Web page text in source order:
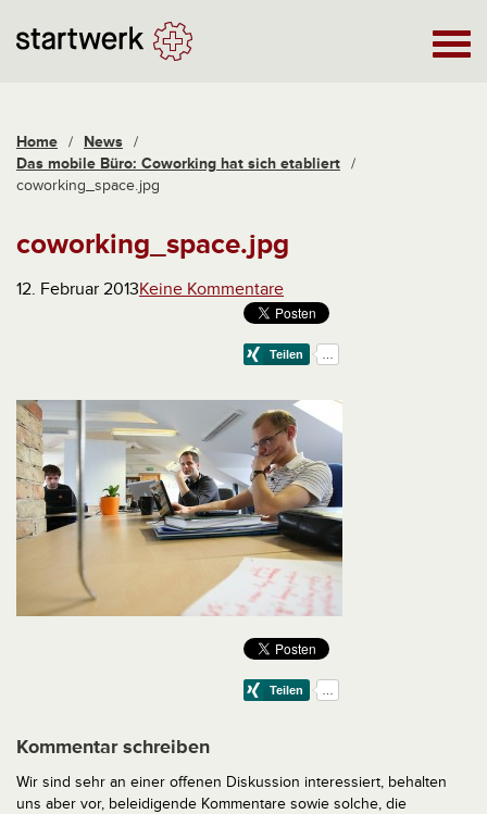
Home / News /
Das mobile Büro: Coworking hat sich etabliert /
coworking_space.jpg
coworking_space.jpg
12. Februar 2013Keine Kommentare
Kommentar schreiben
Wir sind sehr an einer offenen Diskussion interessiert, behalten
uns aber vor, beleidigende Kommentare sowie solche, die